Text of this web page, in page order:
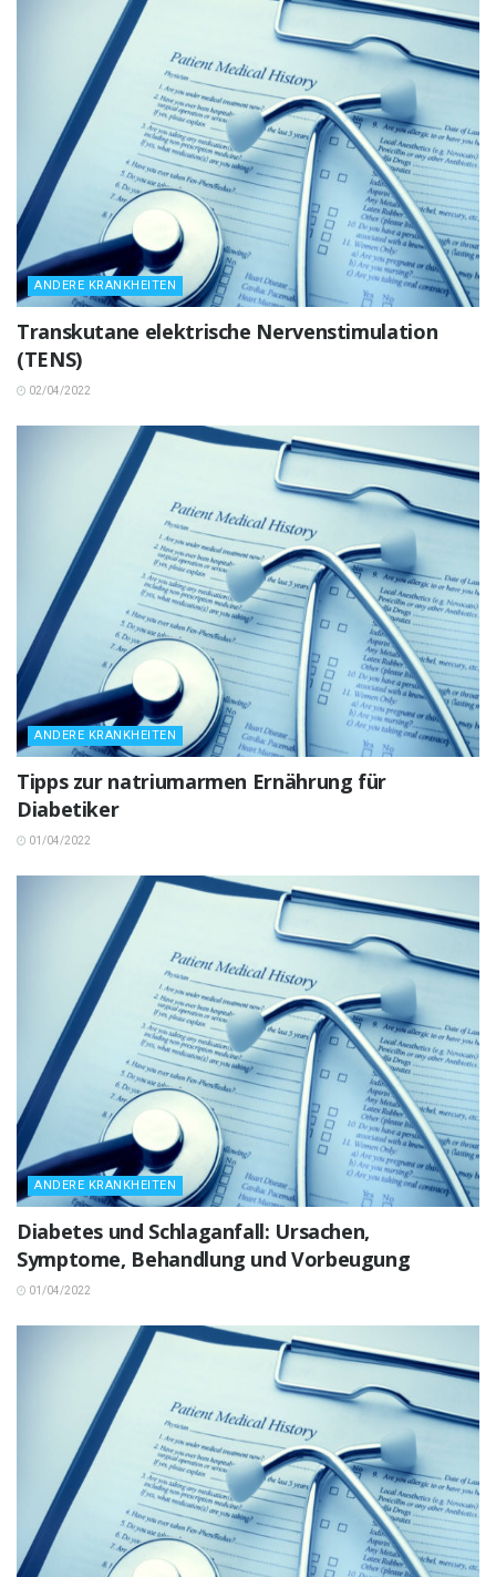
ANDERE KRANKHEITEN
Transkutane elektrische Nervenstimulation
(TENS)
02/04/2022
ANDERE KRANKHEITEN
Tipps zur natriumarmen Ernährung für
Diabetiker
01/04/2022
ANDERE KRANKHEITEN
Diabetes und Schlaganfall: Ursachen,
Symptome, Behandlung und Vorbeugung
01/04/2022